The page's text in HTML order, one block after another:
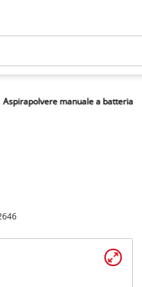
Aspirapolvere manuale a batteria